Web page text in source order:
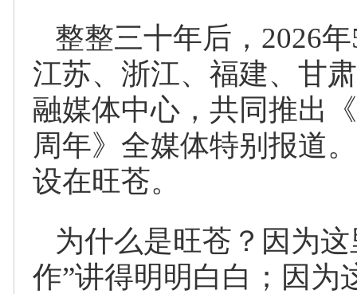
整整三十年后，2026
江苏、浙江、福建、甘
融媒体中心，共同推出
周年》全媒体特别报道
设在旺苍。
为什么是旺苍？因为
作”讲得明明白白；因为